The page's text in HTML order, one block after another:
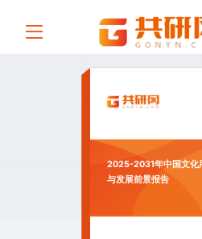
2025-2031年中国文化
与发展前景报告